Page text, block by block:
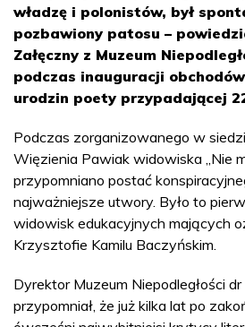
władzę i polonistów, był
pozbawiony patosu –
Załęczny z Muzeum
podczas inauguracji
urodzin poety przypadającej
Podczas zorganizowanego w
Więzienia Pawiak widowiska „Nie
przypomniano postać
najważniejsze utwory. Było to
widowisk edukacyjnych mających
Krzysztofie Kamilu Baczyńskim.
Dyrektor Muzeum Niepodległości
przypomniał, że już kilka lat po